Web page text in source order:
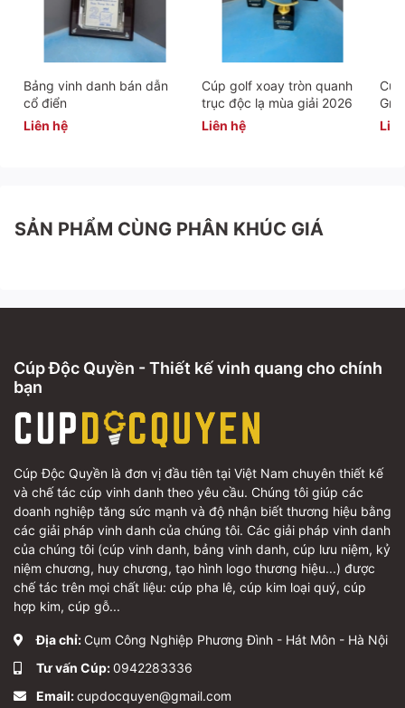
Liên hệ ngay để tư vấn và đặt hàng
Cúp Độc Quyền - Thiết kế cúp vinh danh theo yêu cầu
📞Hotline:094.228.3336 (Cúp đa chất liệu);
086.567.9066 (Cúp pha lê)
🔗Website: https://cupdocquyen.com
🚚Xưởng chế tác: Ngũ Hiệp, Thanh Trì, Hà Nội
🔗 Delivery Worldwide From Vietnam
Hãy lựa chọn Cúp Độc Quyền để tôn vinh những
khoảnh khắc đỉnh cao và tạo nên dấu ấn không thể
quên!
Bảng vinh danh bán dẫn
cổ điển
Liên hệ
Cúp golf xoay tròn quanh
trục độc lạ mùa giải 2026
Liên hệ
SẢN PHẨM CÙNG PHÂN KHÚC GIÁ
Cúp Độc Quyền - Thiết kế vinh quang cho chính
bạn
Cúp Độc Quyền là đơn vị đầu tiên tại Việt Nam chuyên thiết kế
và chế tác cúp vinh danh theo yêu cầu. Chúng tôi giúp các
doanh nghiệp tăng sức mạnh và độ nhận biết thương hiệu bằng
các giải pháp vinh danh của chúng tôi. Các giải pháp vinh danh
của chúng tôi (cúp vinh danh, bảng vinh danh, cúp lưu niệm, kỷ
niệm chương, huy chương, tạo hình logo thương hiệu...) được
chế tác trên mọi chất liệu: cúp pha lê, cúp kim loại quý, cúp
hợp kim, cúp gỗ...
Địa chỉ: Cụm Công Nghiệp Phương Đình - Hát Môn - Hà Nội
Tư vấn Cúp:0942283336
Email:cupdocquyen@gmail.com